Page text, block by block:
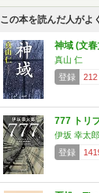
この本を読んだ人がよ
神域 (文
真山 仁
登録
212
777 トリ
伊坂 幸太郎
登録